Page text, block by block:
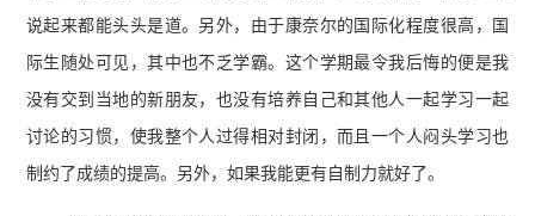
说起来都能头头是道。另外，由于康奈尔的国际化程度很高，国
际生随处可见，其中也不乏学霸。这个学期最令我后悔的便是我
没有交到当地的新朋友，也没有培养自己和其他人一起学习一起
讨论的习惯，使我整个人过得相对封闭，而且一个人闷头学习也
制约了成绩的提高。另外，如果我能更有自制力就好了。